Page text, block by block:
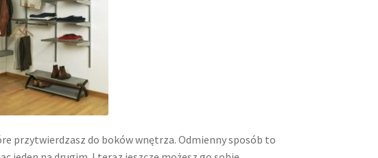
przytwierdzasz do boków wnętrza. Odmienny sposób to